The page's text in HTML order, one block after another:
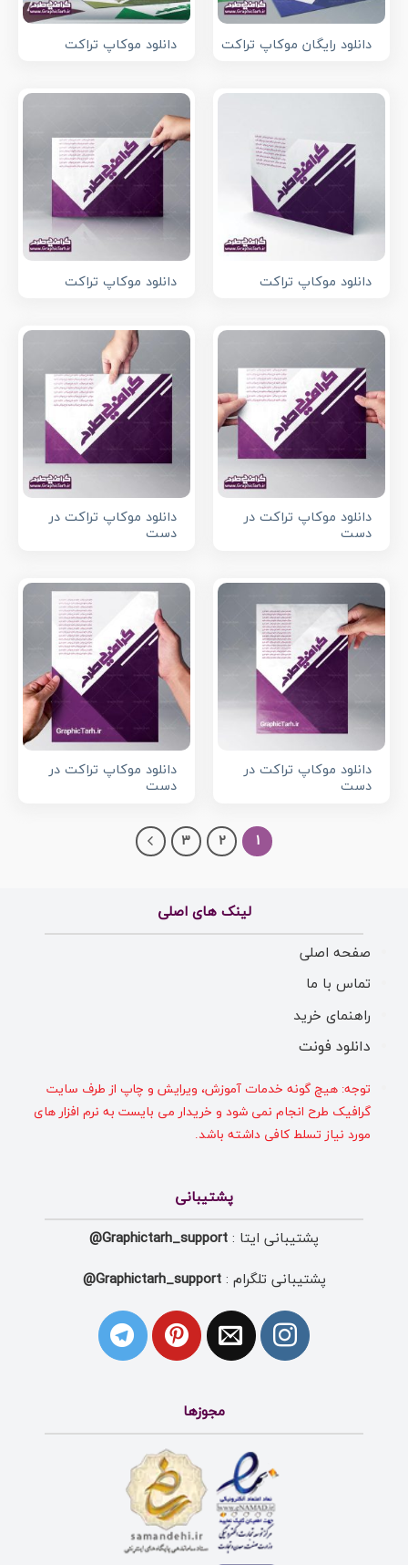
دانلود رایگان موکاپ تراکت دانلود موکاپ تراکت
دانلود موکاپ تراکت دانلود موکاپ تراکت
دانلود موکاپ تراکت در
دست
دانلود موکاپ تراکت در
دست
دانلود موکاپ تراکت در
دست
دانلود موکاپ تراکت در
دست
1
2
3
لینک های اصلی
صفحه اصلی
تماس با ما
راهنمای خرید
دانلود فونت
توجه: هیچ گونه خدمات آموزش، ویرایش و چاپ از طرف سایت
گرافیک طرح انجام نمی شود و خریدار می بایست به نرم افزار های
مورد نیاز تسلط کافی داشته باشد.
پشتیبانی
پشتیبانی ایتا : Graphictarh_support@
پشتیبانی تلگرام :Graphictarh_support@
مجوزها